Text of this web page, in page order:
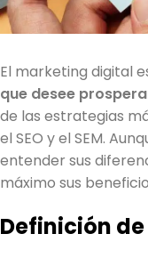
El marketing digital
que desee
de las estrategias
el SEO y el SEM.
entender sus
máximo sus
Definición de